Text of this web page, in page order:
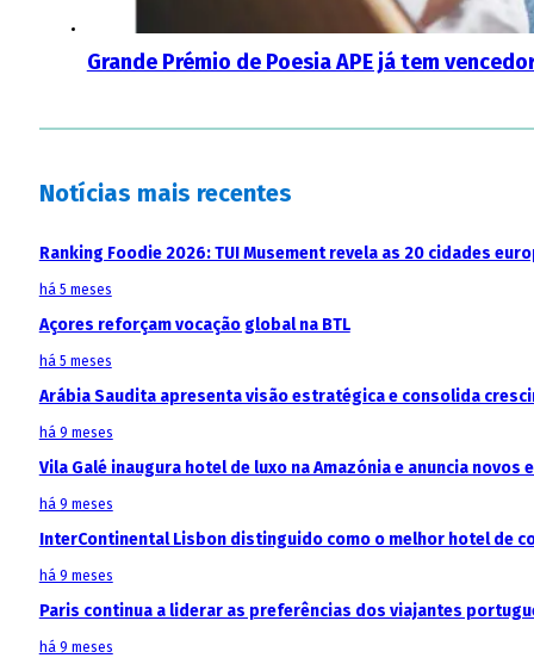
Grande Prémio de Poesia APE já tem
Notícias mais recentes
Ranking Foodie 2026: TUI Musement revela as 20 cidades
há 5 meses
Açores reforçam vocação global na BTL
há 5 meses
Arábia Saudita apresenta visão estratégica e consolida
há 9 meses
Vila Galé inaugura hotel de luxo na Amazónia e anuncia
há 9 meses
InterContinental Lisbon distinguido como o melhor hotel de
há 9 meses
Paris continua a liderar as preferências dos viajantes
há 9 meses